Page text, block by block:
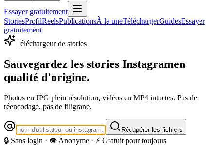
Essayer gratuitement
StoriesProfilReelsPublicationsÀ la uneTéléchargerGuidesEssayer
gratuitement
Téléchargeur de stories
Sauvegardez les stories Instagramen
qualité d'origine.
Photos en JPG plein résolution, vidéos en MP4 intactes. Pas de
réencodage, pas de filigrane.
Récupérer les fichiers
🔒 Sans login · 👁️ Anonyme · ⚡ Gratuit pour toujours